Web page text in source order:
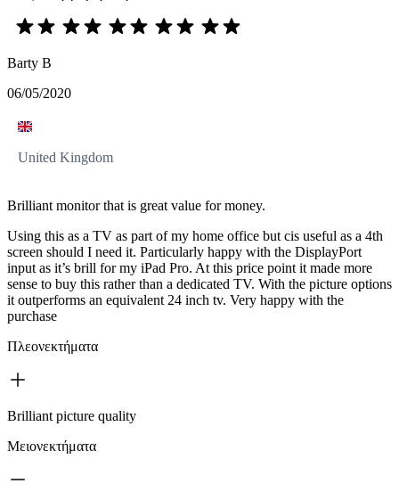
Barty B
06/05/2020
United Kingdom
Brilliant monitor that is great value for money.
Using this as a TV as part of my home office but cis useful as a 4th
screen should I need it. Particularly happy with the DisplayPort
input as it’s brill for my iPad Pro. At this price point it made more
sense to buy this rather than a dedicated TV. With the picture options
it outperforms an equivalent 24 inch tv. Very happy with the
purchase
Πλεονεκτήματα
Brilliant picture quality
Μειονεκτήματα